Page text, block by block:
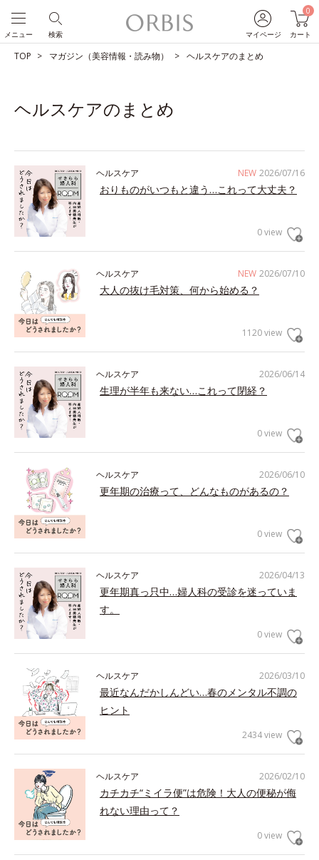
マイページ
0
カート
検索
メニュー
TOP マガジン（美容情報・読み物） ヘルスケアのまとめ
ヘルスケアのまとめ
NEW 2026/07/16
ヘルスケア
おりものがいつもと違う…これって大丈夫？
0 view
NEW 2026/07/10
ヘルスケア
大人の抜け毛対策、何から始める？
1120 view
2026/06/14
ヘルスケア
生理が半年も来ない…これって閉経？
0 view
2026/06/10
ヘルスケア
更年期の治療って、どんなものがあるの？
0 view
2026/04/13
ヘルスケア
更年期真っ只中…婦人科の受診を迷っていま
す。
0 view
2026/03/10
ヘルスケア
最近なんだかしんどい…春のメンタル不調の
ヒント
2434 view
2026/02/10
ヘルスケア
カチカチ“ミイラ便”は危険！大人の便秘が侮
れない理由って？
0 view